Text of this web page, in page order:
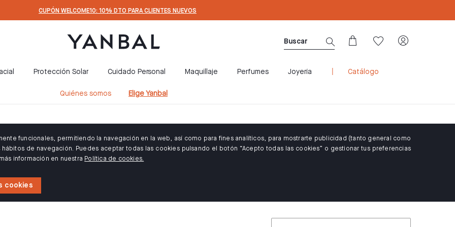
CUPÓN WELCOME10: 10% DTO PARA CLIENTES NUEVOS
Protección Solar Cuidado Personal Maquillaje Perfumes Joyería Catálogo
Quiénes somos Elige Yanbal
funcionales, permitiendo la navegación en la web, así como para fines analíticos, para mostrarte publicidad (tanto general como
de navegación. Puedes aceptar todas las cookies pulsando el botón “Acepto todas las cookies” o gestionar tus preferencias
información en nuestra Política de cookies.
cookies